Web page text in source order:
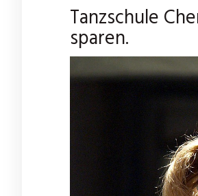
Tanzschule
sparen.